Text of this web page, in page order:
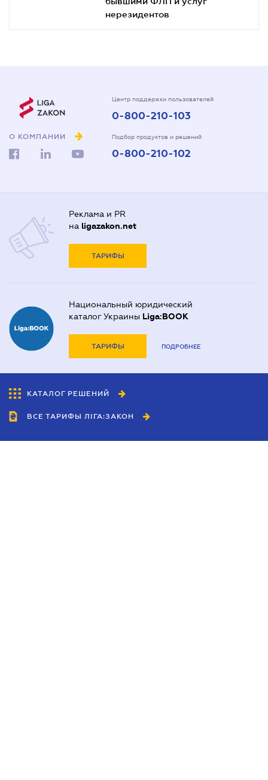
нерезидентов
О КОМПАНИИ
Центр поддержки пользователей
0-800-210-103
Подбор продуктов и решений
0-800-210-102
Реклама и PR
на ligazakon.net
ТАРИФЫ
Национальный юридический
каталог Украины Liga:BOOK
ТАРИФЫ ПОДРОБНЕЕ
КАТАЛОГ РЕШЕНИЙ
ВСЕ ТАРИФЫ ЛІГА:ЗАКОН